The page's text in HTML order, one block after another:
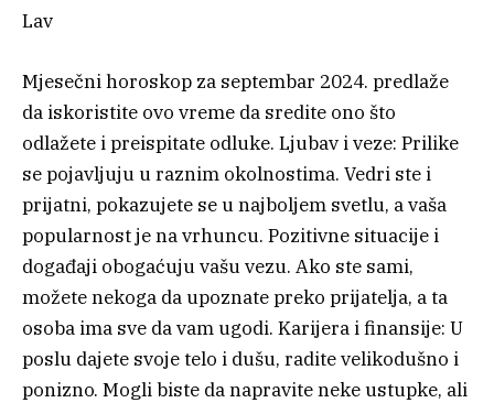
Lav
Mjesečni horoskop za septembar 2024. predlaže
da iskoristite ovo vreme da sredite ono što
odlažete i preispitate odluke. Ljubav i veze: Prilike
se pojavljuju u raznim okolnostima. Vedri ste i
prijatni, pokazujete se u najboljem svetlu, a vaša
popularnost je na vrhuncu. Pozitivne situacije i
događaji obogaćuju vašu vezu. Ako ste sami,
možete nekoga da upoznate preko prijatelja, a ta
osoba ima sve da vam ugodi. Karijera i finansije: U
poslu dajete svoje telo i dušu, radite velikodušno i
ponizno. Mogli biste da napravite neke ustupke, ali